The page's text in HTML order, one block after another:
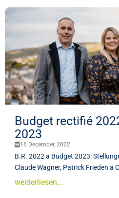
Budget rectifié
2023
16 December, 2022
B.R. 2022 a Budget 2023:
Claude Wagner, Patrick Frieden a
weiderliesen...